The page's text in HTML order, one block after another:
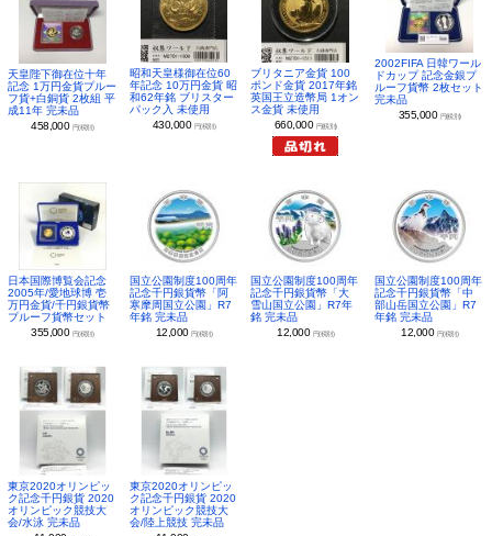
天皇陛下御在位十年
記念 1万円金貨プルー
フ貨+白銅貨 2枚組 平
成11年 完未品
458,000 円(税別)
昭和天皇様御在位60
年記念 10万円金貨 昭
和62年銘 ブリスター
パック入 未使用
430,000 円(税別)
ブリタニア金貨 100
ポンド金貨 2017年銘
英国王立造幣局 1オン
ス金貨 未使用
660,000 円(税別)
2002FIFA 日韓ワール
ドカップ 記念金銀プ
ルーフ貨幣 2枚セット
完未品
355,000 円(税別)
日本国際博覧会記念
2005年/愛地球博 壱
万円金貨/千円銀貨幣
プルーフ貨幣セット
355,000 円(税別)
国立公園制度100周年
記念千円銀貨幣「阿
寒摩周国立公園」R7
年銘 完未品
12,000 円(税別)
国立公園制度100周年
記念千円銀貨幣「大
雪山国立公園」R7年
銘 完未品
12,000 円(税別)
国立公園制度100周年
記念千円銀貨幣「中
部山岳国立公園」R7
年銘 完未品
12,000 円(税別)
東京2020オリンピッ
ク記念千円銀貨 2020
オリンピック競技大
会/水泳 完未品
東京2020オリンピッ
ク記念千円銀貨 2020
オリンピック競技大
会/陸上競技 完未品